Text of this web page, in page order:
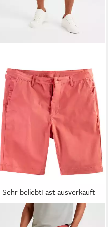
Sehr beliebtFast ausverkauft
Chinoshorts regular-fit